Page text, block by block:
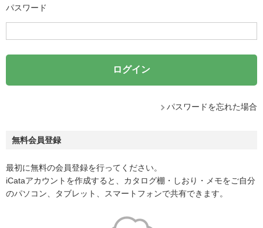
パスワード
パスワードを忘れた場合
無料会員登録
最初に無料の会員登録を行ってください。
iCataアカウントを作成すると、カタログ棚・しおり・メモをご自分
のパソコン、タブレット、スマートフォンで共有できます。